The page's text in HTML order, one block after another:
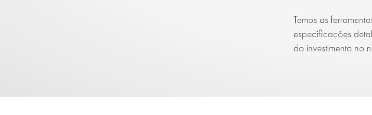
Temos as
especificações
do investimento no